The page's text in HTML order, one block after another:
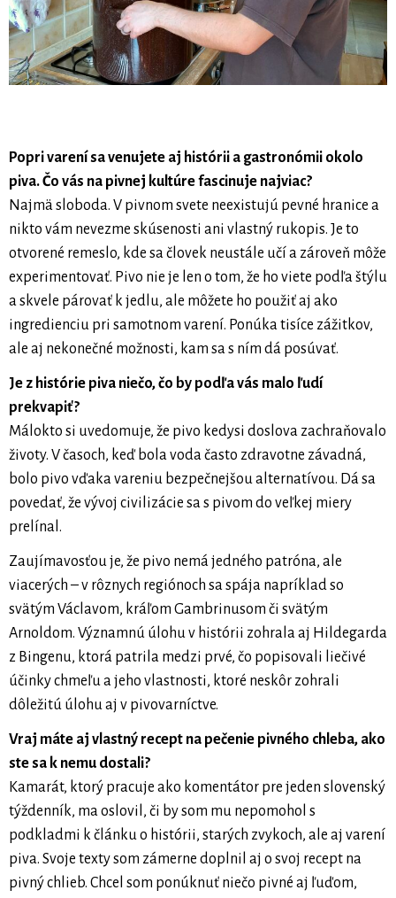
Popri varení sa venujete aj histórii a gastronómii okolo
piva. Čo vás na pivnej kultúre fascinuje najviac?
Najmä sloboda. V pivnom svete neexistujú pevné hranice a
nikto vám nevezme skúsenosti ani vlastný rukopis. Je to
otvorené remeslo, kde sa človek neustále učí a zároveň môže
experimentovať. Pivo nie je len o tom, že ho viete podľa štýlu
a skvele párovať k jedlu, ale môžete ho použiť aj ako
ingredienciu pri samotnom varení. Ponúka tisíce zážitkov,
ale aj nekonečné možnosti, kam sa s ním dá posúvať.
Je z histórie piva niečo, čo by podľa vás malo ľudí
prekvapiť?
Málokto si uvedomuje, že pivo kedysi doslova zachraňovalo
životy. V časoch, keď bola voda často zdravotne závadná,
bolo pivo vďaka vareniu bezpečnejšou alternatívou. Dá sa
povedať, že vývoj civilizácie sa s pivom do veľkej miery
prelínal.
Zaujímavosťou je, že pivo nemá jedného patróna, ale
viacerých – v rôznych regiónoch sa spája napríklad so
svätým Václavom, kráľom Gambrinusom či svätým
Arnoldom. Významnú úlohu v histórii zohrala aj Hildegarda
z Bingenu, ktorá patrila medzi prvé, čo popisovali liečivé
účinky chmeľu a jeho vlastnosti, ktoré neskôr zohrali
dôležitú úlohu aj v pivovarníctve.
Vraj máte aj vlastný recept na pečenie pivného chleba, ako
ste sa k nemu dostali?
Kamarát, ktorý pracuje ako komentátor pre jeden slovenský
týždenník, ma oslovil, či by som mu nepomohol s
podkladmi k článku o histórii, starých zvykoch, ale aj varení
piva. Svoje texty som zámerne doplnil aj o svoj recept na
pivný chlieb. Chcel som ponúknuť niečo pivné aj ľuďom,